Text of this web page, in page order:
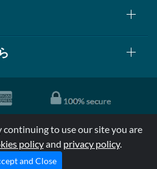
は米国食品医療局により評価されて
癒又は予防する事を承認されていま
せん。
continuing to use our site you are
policyand privacy policy.
and Close